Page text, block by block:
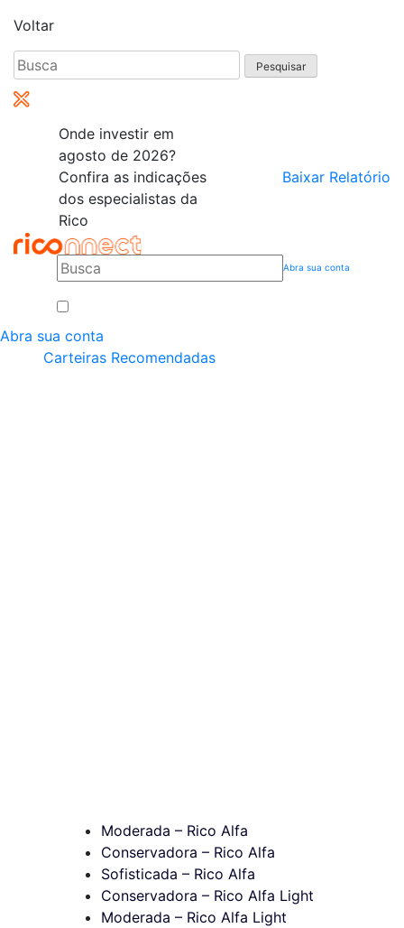
Voltar
Pesquisar
por:
Onde investir em
agosto de 2026?
Confira as indicações
dos especialistas da
Rico
Baixar Relatório
Abra sua conta
Abra sua conta
Carteiras Recomendadas
Moderada – Rico Alfa
Conservadora – Rico Alfa
Sofisticada – Rico Alfa
Conservadora – Rico Alfa Light
Moderada – Rico Alfa Light